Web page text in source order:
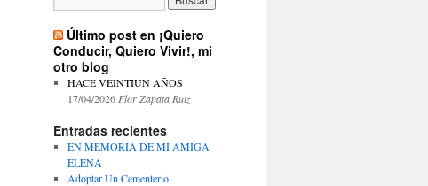
Último post en ¡Quiero
Conducir, Quiero Vivir!, mi
otro blog
HACE VEINTIUN AÑOS
17/04/2026 Flor Zapata Ruiz
Entradas recientes
EN MEMORIA DE MI AMIGA
ELENA
Adoptar Un Cementerio